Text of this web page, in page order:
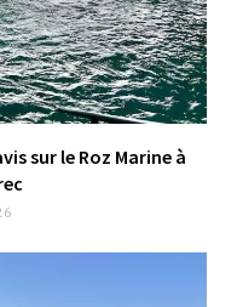
sur le Roz Marine à